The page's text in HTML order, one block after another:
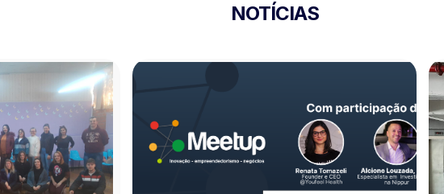
NOTÍCIAS